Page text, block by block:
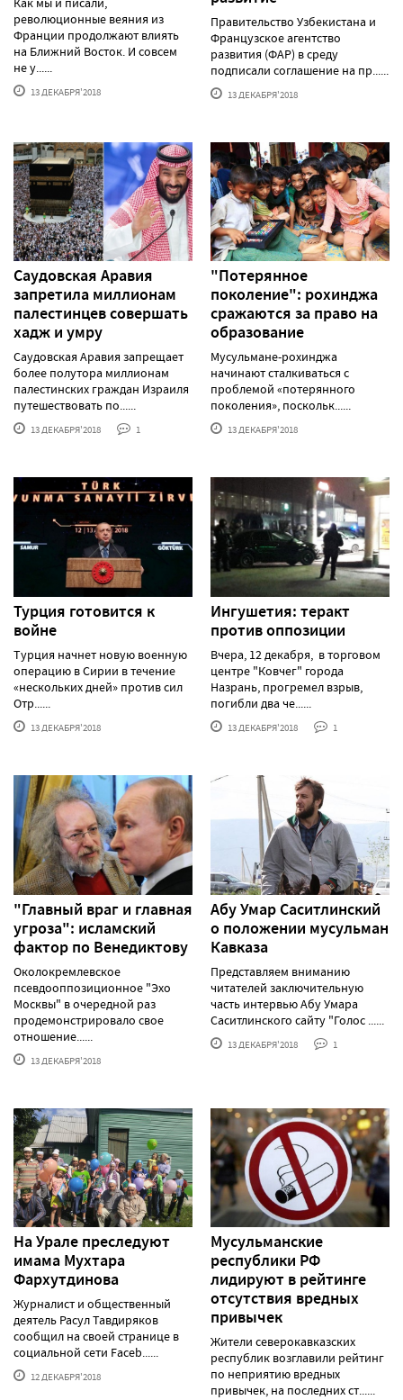
революционные веяния из
Франции продолжают влиять
на Ближний Восток. И совсем
не у......
13 ДЕКАБРЯ'2018
Правительство Узбекистана и
Французское агентство
развития (ФАР) в среду
подписали соглашение на пр......
13 ДЕКАБРЯ'2018
Саудовская Аравия
запретила миллионам
палестинцев совершать
хадж и умру
Саудовская Аравия запрещает
более полутора миллионам
палестинских граждан Израиля
путешествовать по......
13 ДЕКАБРЯ'2018 1
"Потерянное
поколение": рохинджа
сражаются за право на
образование
Мусульмане-рохинджа
начинают сталкиваться с
проблемой «потерянного
поколения», поскольк......
13 ДЕКАБРЯ'2018
Турция готовится к
войне
Турция начнет новую военную
операцию в Сирии в течение
«нескольких дней» против сил
Отр......
13 ДЕКАБРЯ'2018
Ингушетия: теракт
против оппозиции
Вчера, 12 декабря, в торговом
центре "Ковчег" города
Назрань, прогремел взрыв,
погибли два че......
13 ДЕКАБРЯ'2018 1
"Главный враг и главная
угроза": исламский
фактор по Венедиктову
Околокремлевское
псевдооппозиционное "Эхо
Москвы" в очередной раз
продемонстрировало свое
отношение......
13 ДЕКАБРЯ'2018
Абу Умар Саситлинский
о положении мусульман
Кавказа
Представляем вниманию
читателей заключительную
часть интервью Абу Умара
Саситлинского сайту "Голос ......
13 ДЕКАБРЯ'2018 1
На Урале преследуют
имама Мухтара
Фархутдинова
Журналист и общественный
деятель Расул Тавдиряков
сообщил на своей странице в
социальной сети Faceb......
12 ДЕКАБРЯ'2018
Мусульманские
республики РФ
лидируют в рейтинге
отсутствия вредных
привычек
Жители северокавказских
республик возглавили рейтинг
по неприятию вредных
привычек, на последних ст......